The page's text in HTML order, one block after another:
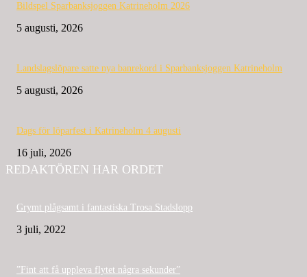
Bildspel Sparbanksjoggen Katrineholm 2026
5 augusti, 2026
Landslagslöpare satte nya banrekord i Sparbanksjoggen Katrineholm
5 augusti, 2026
Dags för löparfest i Katrineholm 4 augusti
16 juli, 2026
REDAKTÖREN HAR ORDET
Grymt plågsamt i fantastiska Trosa Stadslopp
3 juli, 2022
”Fint att få uppleva flytet några sekunder”